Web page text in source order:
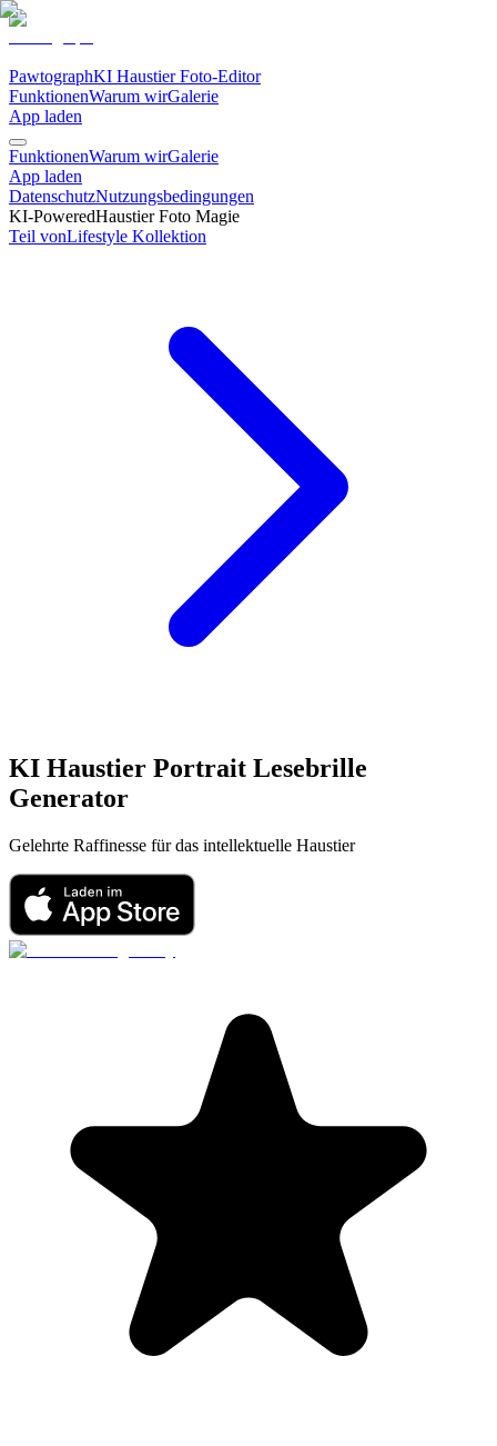
PawtographKI Haustier Foto-Editor
FunktionenWarum wirGalerie
App laden
FunktionenWarum wirGalerie
App laden
DatenschutzNutzungsbedingungen
KI-PoweredHaustier Foto Magie
Teil vonLifestyle Kollektion
KI Haustier Portrait Lesebrille
Generator
Gelehrte Raffinesse für das intellektuelle Haustier